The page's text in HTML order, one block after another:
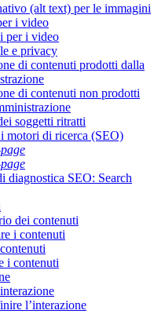
(alt text) per le immagini
i video
per i video
e privacy
di contenuti prodotti dalla
di contenuti non prodotti
soggetti ritratti
motori di ricerca (SEO)
diagnostica SEO: Search
dei contenuti
i contenuti
i contenuti
l’interazione